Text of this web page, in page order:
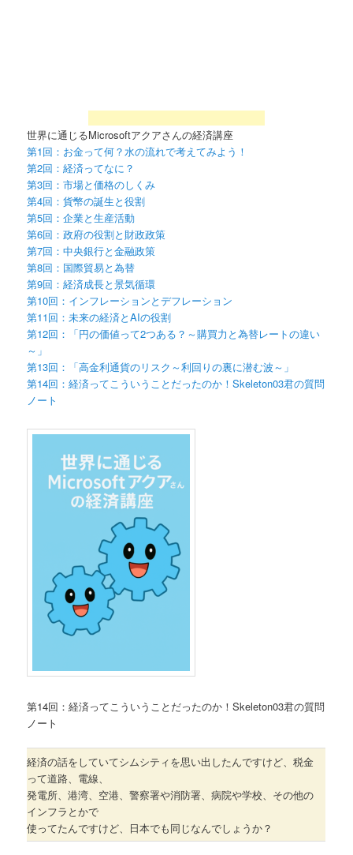
世界に通じるMicrosoftアクアさんの経済講座
第1回：お金って何？水の流れで考えてみよう！
第2回：経済ってなに？
第3回：市場と価格のしくみ
第4回：貨幣の誕生と役割
第5回：企業と生産活動
第6回：政府の役割と財政政策
第7回：中央銀行と金融政策
第8回：国際貿易と為替
第9回：経済成長と景気循環
第10回：インフレーションとデフレーション
第11回：未来の経済とAIの役割
第12回：「円の価値って2つある？～購買力と為替レートの違い
～」
第13回：「高金利通貨のリスク～利回りの裏に潜む波～」
第14回：経済ってこういうことだったのか！Skeleton03君の質問
ノート
第14回：経済ってこういうことだったのか！Skeleton03君の質問
ノート
経済の話をしていてシムシティを思い出したんですけど、税金
って道路、電線、
発電所、港湾、空港、警察署や消防署、病院や学校、その他の
インフラとかで
使ってたんですけど、日本でも同じなんでしょうか？